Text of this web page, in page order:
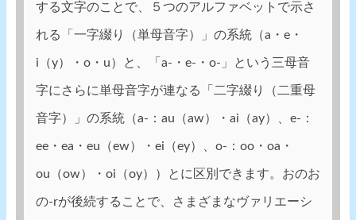
する文字のことで、５つのアルファベットで示さ
れる「一字綴り（単母音字）」の系統（a・e・
i（y）・o・u）と、「a-・e-・o-」という三母音
字にさらに単母音字が連なる「二字綴り（二重母
音字）」の系統（a-：au（aw）・ai（ay）、e-：
ee・ea・eu（ew）・ei（ey）、o-：oo・oa・
ou（ow）・oi（oy））とに区別できます。おのお
の-rが後続することで、さまざまなヴァリエーシ